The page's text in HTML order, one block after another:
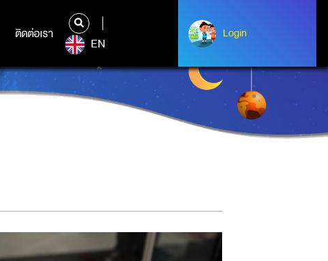
ติดต่อเรา
ติดต่อเรา
EN
Login
Login